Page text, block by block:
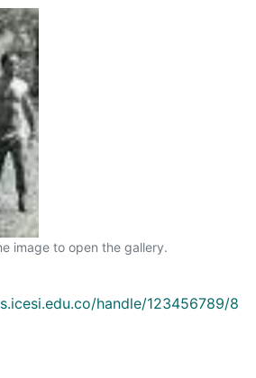
image to open the gallery.
handle/123456789/8